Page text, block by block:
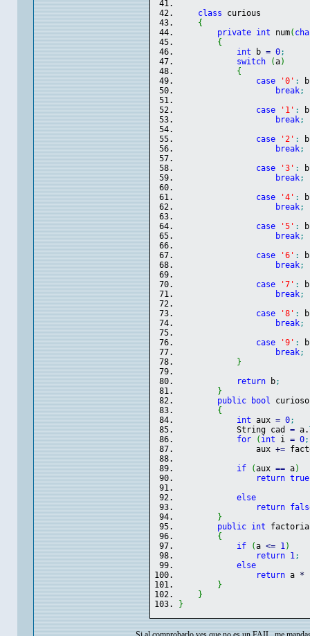
class curious
{
private int num(
{
int b = 0;
switch
(a)
{
case
'0' :
break;
case
'1' :
break;
case
'2' :
break;
case
'3' :
break;
case
'4' :
break;
case
'5' :
break;
case
'6' :
break;
case
'7' :
break;
case
'8' :
break;
case
'9' :
break;
}
return b;
}
public
bool curioso
{
int aux = 0;
String cad = a.
for
( int i = 0;
aux +=
if
(aux == a)
return true
else
return
}
public int
{
if
(a <= 1)
return 1;
else
return a *
}
}
}